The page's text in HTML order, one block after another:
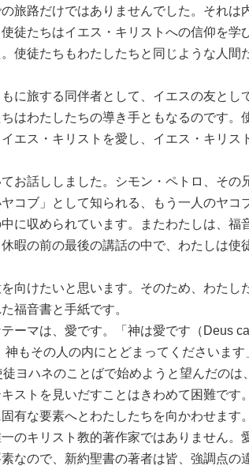
旅路だけではありませんでした。それは
徒たちはイエス・キリストへの信仰を学
使徒たちもわたしたちと同じような人間
に旅する同伴者として、イエスの友とし
はわたしたちの導き手ともなるのです。
エス・キリストを愛し、イエス・キリス
お話ししました。シモン・ペトロ、その
コブ」として知られる、もう一人のヤコ
に収められています。またわたしは、福
暇の前の最後の講話の中で、わたしは使
向けたいと思います。そのため、わたし
福音書と手紙です。
ーマは、愛です。「神は愛です（Deus
もその人の内にとどまってくださいます
ヨハネのことばで始めようと望んだのは
ストを見いだすことはきわめて困難です
有な要素へとわたしたちを向かわせます。
キリスト教的著作家ではありません。
なので、新約聖書の著者は皆、強調点の